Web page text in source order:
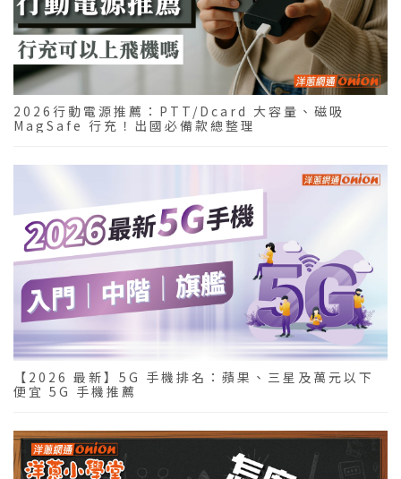
2026行動電源推薦：PTT/Dcard 大容量、磁吸
MagSafe 行充！出國必備款總整理
【2026 最新】5G 手機排名：蘋果、三星及萬元以下
便宜 5G 手機推薦